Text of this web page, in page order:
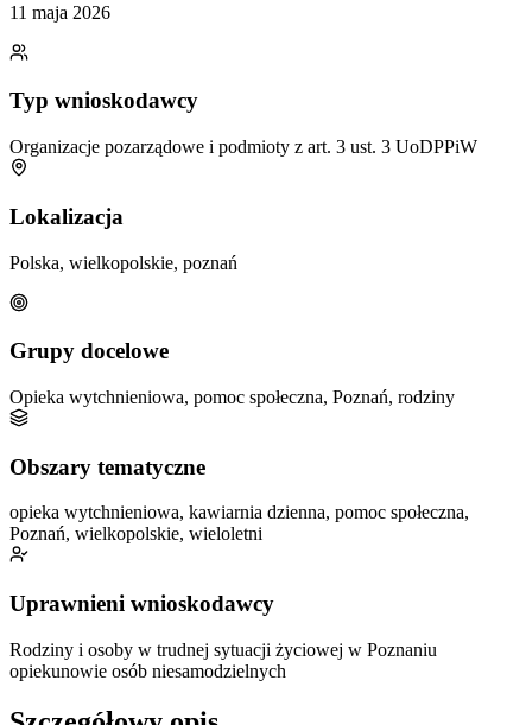
11 maja 2026
Typ wnioskodawcy
Organizacje pozarządowe i podmioty z art. 3 ust. 3 UoDPPiW
Lokalizacja
Polska, wielkopolskie, poznań
Grupy docelowe
Opieka wytchnieniowa, pomoc społeczna, Poznań, rodziny
Obszary tematyczne
opieka wytchnieniowa, kawiarnia dzienna, pomoc społeczna,
Poznań, wielkopolskie, wieloletni
Uprawnieni wnioskodawcy
Rodziny i osoby w trudnej sytuacji życiowej w Poznaniu
opiekunowie osób niesamodzielnych